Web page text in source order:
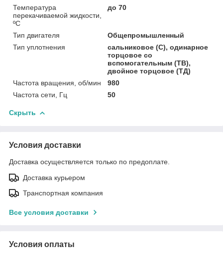
Температура
перекачиваемой жидкости,
ºС
до 70
Тип двигателя
Общепромышленный
Тип уплотнения
сальниковое (С), одинарное
торцовое со
вспомогательным (ТВ),
двойное торцовое (ТД)
Частота вращения, об/мин
980
Частота сети, Гц
50
Скрыть
Условия доставки
Доставка осуществляется только по предоплате.
Доставка курьером
Транспортная компания
Все условия доставки
Условия оплаты